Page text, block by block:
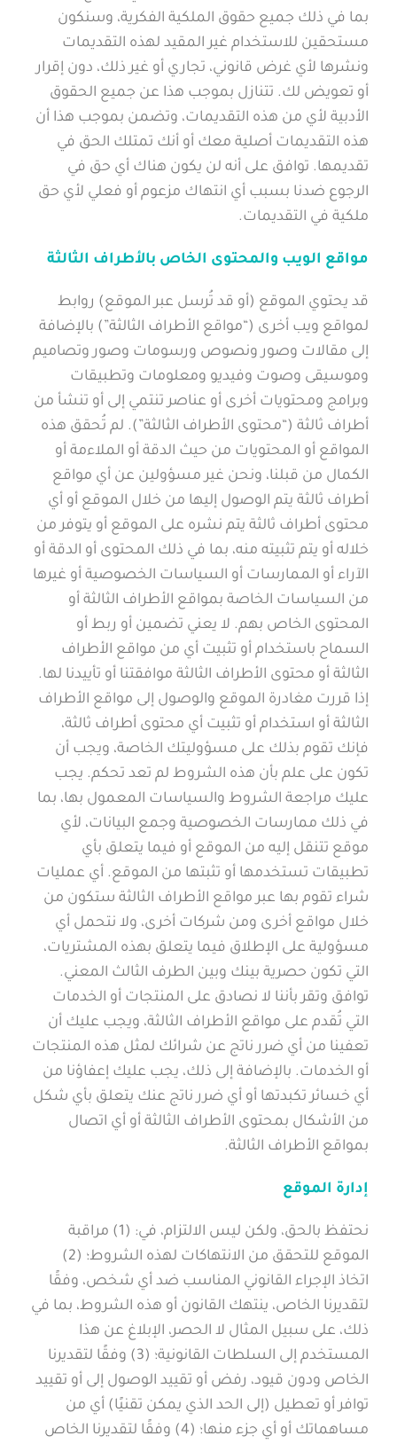
بما في ذلك جميع حقوق الملكية الفكرية، وسنكون
مستحقين للاستخدام غير المقيد لهذه التقديمات
ونشرها لأي غرض قانوني، تجاري أو غير ذلك، دون إقرار
أو تعويض لك. تتنازل بموجب هذا عن جميع الحقوق
الأدبية لأي من هذه التقديمات، وتضمن بموجب هذا أن
هذه التقديمات أصلية معك أو أنك تمتلك الحق في
تقديمها. توافق على أنه لن يكون هناك أي حق في
الرجوع ضدنا بسبب أي انتهاك مزعوم أو فعلي لأي حق
ملكية في التقديمات.
مواقع الويب والمحتوى الخاص بالأطراف الثالثة
قد يحتوي الموقع (أو قد تُرسل عبر الموقع) روابط
لمواقع ويب أخرى (“مواقع الأطراف الثالثة”) بالإضافة
إلى مقالات وصور ونصوص ورسومات وصور وتصاميم
وموسيقى وصوت وفيديو ومعلومات وتطبيقات
وبرامج ومحتويات أخرى أو عناصر تنتمي إلى أو تنشأ من
أطراف ثالثة (“محتوى الأطراف الثالثة”). لم تُحقق هذه
المواقع أو المحتويات من حيث الدقة أو الملاءمة أو
الكمال من قبلنا، ونحن غير مسؤولين عن أي مواقع
أطراف ثالثة يتم الوصول إليها من خلال الموقع أو أي
محتوى أطراف ثالثة يتم نشره على الموقع أو يتوفر من
خلاله أو يتم تثبيته منه، بما في ذلك المحتوى أو الدقة أو
الآراء أو الممارسات أو السياسات الخصوصية أو غيرها
من السياسات الخاصة بمواقع الأطراف الثالثة أو
المحتوى الخاص بهم. لا يعني تضمين أو ربط أو
السماح باستخدام أو تثبيت أي من مواقع الأطراف
الثالثة أو محتوى الأطراف الثالثة موافقتنا أو تأييدنا لها.
إذا قررت مغادرة الموقع والوصول إلى مواقع الأطراف
الثالثة أو استخدام أو تثبيت أي محتوى أطراف ثالثة،
فإنك تقوم بذلك على مسؤوليتك الخاصة، ويجب أن
تكون على علم بأن هذه الشروط لم تعد تحكم. يجب
عليك مراجعة الشروط والسياسات المعمول بها، بما
في ذلك ممارسات الخصوصية وجمع البيانات، لأي
موقع تتنقل إليه من الموقع أو فيما يتعلق بأي
تطبيقات تستخدمها أو تثبتها من الموقع. أي عمليات
شراء تقوم بها عبر مواقع الأطراف الثالثة ستكون من
خلال مواقع أخرى ومن شركات أخرى، ولا نتحمل أي
مسؤولية على الإطلاق فيما يتعلق بهذه المشتريات،
التي تكون حصرية بينك وبين الطرف الثالث المعني.
توافق وتقر بأننا لا نصادق على المنتجات أو الخدمات
التي تُقدم على مواقع الأطراف الثالثة، ويجب عليك أن
تعفينا من أي ضرر ناتج عن شرائك لمثل هذه المنتجات
أو الخدمات. بالإضافة إلى ذلك، يجب عليك إعفاؤنا من
أي خسائر تكبدتها أو أي ضرر ناتج عنك يتعلق بأي شكل
من الأشكال بمحتوى الأطراف الثالثة أو أي اتصال
بمواقع الأطراف الثالثة.
إدارة الموقع
نحتفظ بالحق، ولكن ليس الالتزام، في: (1) مراقبة
الموقع للتحقق من الانتهاكات لهذه الشروط؛ (2)
اتخاذ الإجراء القانوني المناسب ضد أي شخص، وفقًا
لتقديرنا الخاص، ينتهك القانون أو هذه الشروط، بما في
ذلك، على سبيل المثال لا الحصر، الإبلاغ عن هذا
المستخدم إلى السلطات القانونية؛ (3) وفقًا لتقديرنا
الخاص ودون قيود، رفض أو تقييد الوصول إلى أو تقييد
توافر أو تعطيل (إلى الحد الذي يمكن تقنيًا) أي من
مساهماتك أو أي جزء منها؛ (4) وفقًا لتقديرنا الخاص